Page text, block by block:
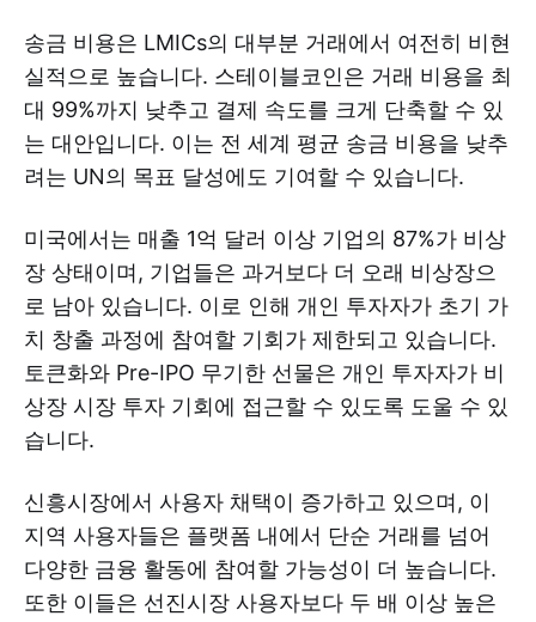
송금 비용은 LMICs의 대부분 거래에서 여전히 비현
실적으로 높습니다. 스테이블코인은 거래 비용을 최
대 99%까지 낮추고 결제 속도를 크게 단축할 수 있
는 대안입니다. 이는 전 세계 평균 송금 비용을 낮추
려는 UN의 목표 달성에도 기여할 수 있습니다.
미국에서는 매출 1억 달러 이상 기업의 87%가 비상
장 상태이며, 기업들은 과거보다 더 오래 비상장으
로 남아 있습니다. 이로 인해 개인 투자자가 초기 가
치 창출 과정에 참여할 기회가 제한되고 있습니다.
토큰화와 Pre-IPO 무기한 선물은 개인 투자자가 비
상장 시장 투자 기회에 접근할 수 있도록 도울 수 있
습니다.
신흥시장에서 사용자 채택이 증가하고 있으며, 이
지역 사용자들은 플랫폼 내에서 단순 거래를 넘어
다양한 금융 활동에 참여할 가능성이 더 높습니다.
또한 이들은 선진시장 사용자보다 두 배 이상 높은